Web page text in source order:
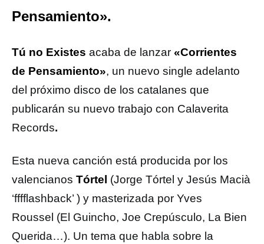
Pensamiento».
Tú no Existes acaba de lanzar «Corrientes
de Pensamiento», un nuevo single adelanto
del próximo disco de los catalanes que
publicarán su nuevo trabajo con Calaverita
Records.
Esta nueva canción está producida por los
valencianos Tórtel (Jorge Tórtel y Jesús Macià
‘fffflashback’ ) y masterizada por Yves
Roussel (El Guincho, Joe Crepúsculo, La Bien
Querida…). Un tema que habla sobre la